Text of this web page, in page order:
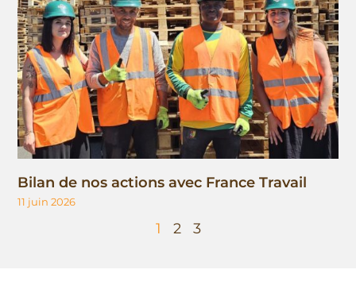
Bilan de nos actions avec France Travail
11 juin 2026
1 2 3